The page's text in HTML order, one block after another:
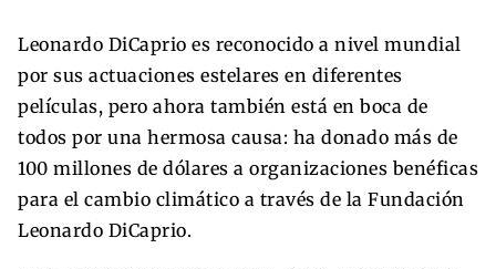
Leonardo DiCaprio es reconocido a nivel mundial
por sus actuaciones estelares en diferentes
películas, pero ahora también está en boca de
todos por una hermosa causa: ha donado más de
100 millones de dólares a organizaciones benéficas
para el cambio climático a través de la Fundación
Leonardo DiCaprio.